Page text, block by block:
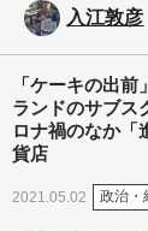
入江敦彦
「ケーキの出
ランドのサブ
ロナ禍のなか「
貨店
2021.05.02 政治・